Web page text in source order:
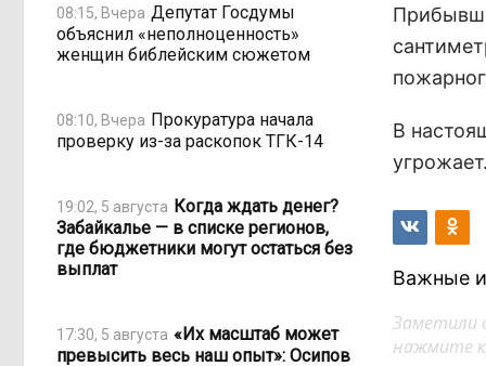
08:15, Вчера Депутат Госдумы
объяснил «неполноценность»
женщин библейским сюжетом
08:10, Вчера Прокуратура начала
проверку из-за раскопок ТГК-14
19:02, 5 августа Когда ждать денег?
Забайкалье — в списке регионов,
где бюджетники могут остаться без
выплат
17:30, 5 августа «Их масштаб может
превысить весь наш опыт»: Осипов
В
угрожает.
Важные
Заметили
нажмите